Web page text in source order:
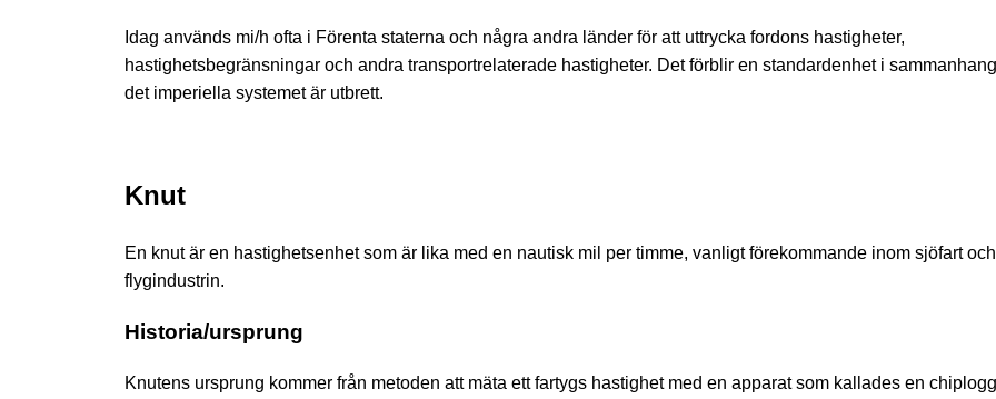
Idag används mi/h ofta i Förenta staterna och några andra länder för att uttrycka fordons hastigheter,
hastighetsbegränsningar och andra transportrelaterade hastigheter. Det förblir en standardenhet i
det imperiella systemet är utbrett.
Knut
En knut är en hastighetsenhet som är lika med en nautisk mil per timme, vanligt förekommande inom sjöfart och
flygindustrin.
Historia/ursprung
Knutens ursprung kommer från metoden att mäta ett fartygs hastighet med en apparat som kallades en